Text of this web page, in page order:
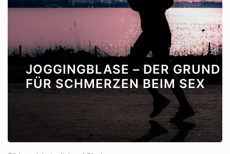
JOGGINGBLASE – DER GRUND
FÜR SCHMERZEN BEIM SEX